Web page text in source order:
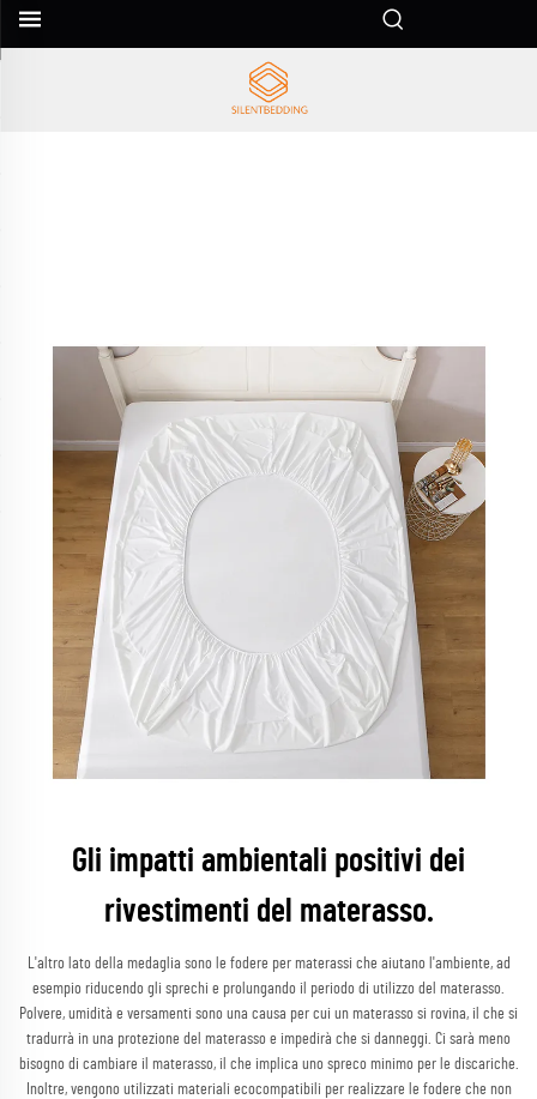
Gli impatti ambientali positivi dei
rivestimenti del materasso.
L'altro lato della medaglia sono le fodere per materassi che aiutano l'ambiente, ad
esempio riducendo gli sprechi e prolungando il periodo di utilizzo del materasso.
Polvere, umidità e versamenti sono una causa per cui un materasso si rovina, il che si
tradurrà in una protezione del materasso e impedirà che si danneggi. Ci sarà meno
bisogno di cambiare il materasso, il che implica uno spreco minimo per le discariche.
Inoltre, vengono utilizzati materiali ecocompatibili per realizzare le fodere che non